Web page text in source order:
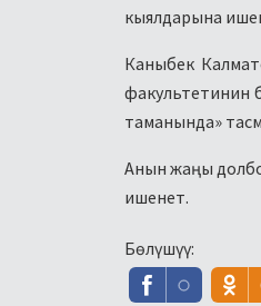
кыялдарына
Каныбек
факультетинин
таманында»
Анын жаңы
ишенет.
Бөлүшүү: